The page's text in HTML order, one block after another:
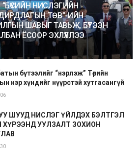
НИСЛЭГИЙН
ТӨВ”-ИЙН
ШАВЫГ ТАВЬЖ, БҮТЭЭН
ЁСООР ЭХЛҮҮЛЛЭЭ
бүтээлийг “нэрлэж” Төрийн
нэр хүндийг нүүрстэй хутгасангүй
ШУУД НИСЛЭГ ҮЙЛДЭХ БЭЛТГЭЛ
УУЛЗАЛТ ЗОХИОН